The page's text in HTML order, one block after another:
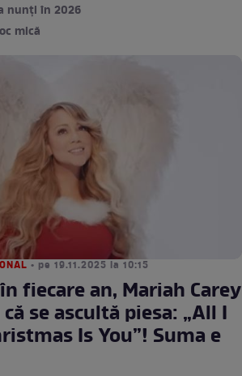
nunți în 2026
mică
• pe 19.11.2025 la 10:15
fiecare an, Mariah Carey
se ascultă piesa: „All I
Is You”! Suma e